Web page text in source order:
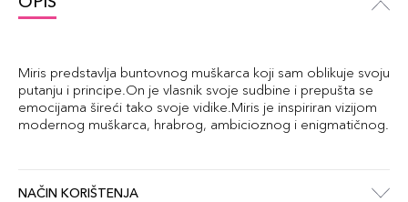
Miris predstavlja buntovnog muškarca koji sam oblikuje svoju
putanju i principe.On je vlasnik svoje sudbine i prepušta se
emocijama šireći tako svoje vidike.Miris je inspiriran vizijom
modernog muškarca, hrabrog, ambicioznog i enigmatičnog.
NAČIN KORIŠTENJA